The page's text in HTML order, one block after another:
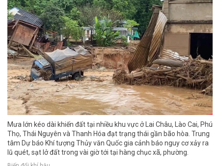
Mưa lớn kéo dài khiến đất tại nhiều khu vực ở Lai Châu, Lào Cai, Phú
Thọ, Thái Nguyên và Thanh Hóa đạt trạng thái gần bão hòa. Trung
tâm Dự báo Khí tượng Thủy văn Quốc gia cảnh báo nguy cơ xảy ra
lũ quét, sạt lở đất trong vài giờ tới tại hàng chục xã, phường.